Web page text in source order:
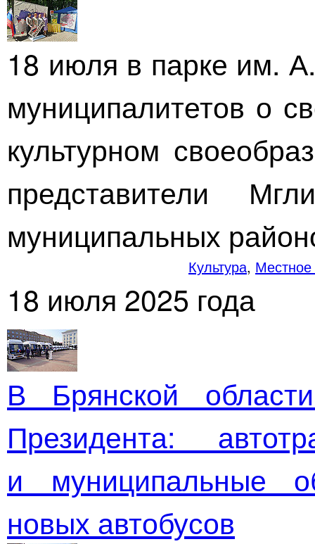
18 июля в парке им.
муниципалитетов о
культурном
представители
муниципальных
Культура,
18 июля 2025 года
В Брянской
Президента:
и муниципальные
новых автобусов